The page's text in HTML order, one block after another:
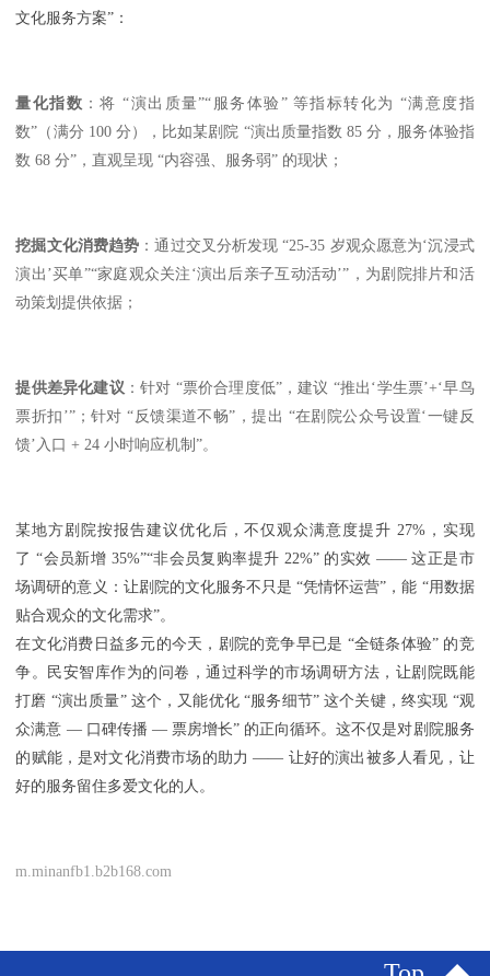
文化服务方案”：
量化指数 ：将 “演出质量”“服务体验” 等指标转化为 “满意度指
数”（满分 100 分），比如某剧院 “演出质量指数 85 分，服务体验指
数 68 分”，直观呈现 “内容强、服务弱” 的现状；
挖掘文化消费趋势 ：通过交叉分析发现 “25-35 岁观众愿意为‘沉浸式
演出’买单”“家庭观众关注‘演出后亲子互动活动’”，为剧院排片和活
动策划提供依据；
提供差异化建议 ：针对 “票价合理度低”，建议 “推出‘学生票’+‘早鸟
票折扣’”；针对 “反馈渠道不畅”，提出 “在剧院公众号设置‘一键反
馈’入口 + 24 小时响应机制”。
某地方剧院按报告建议优化后，不仅观众满意度提升 27%，实现
了 “会员新增 35%”“非会员复购率提升 22%” 的实效 —— 这正是市
场调研的意义：让剧院的文化服务不只是 “凭情怀运营”，能 “用数据
贴合观众的文化需求”。
在文化消费日益多元的今天，剧院的竞争早已是 “全链条体验” 的竞
争。民安智库作为的问卷，通过科学的市场调研方法，让剧院既能
打磨 “演出质量” 这个，又能优化 “服务细节” 这个关键，终实现 “观
众满意 — 口碑传播 — 票房增长” 的正向循环。这不仅是对剧院服务
的赋能，是对文化消费市场的助力 —— 让好的演出被多人看见，让
好的服务留住多爱文化的人。
m.minanfb1.b2b168.com